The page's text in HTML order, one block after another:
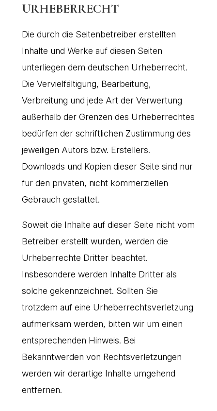
URHEBERRECHT
Die durch die Seitenbetreiber erstellten
Inhalte und Werke auf diesen Seiten
unterliegen dem deutschen Urheberrecht.
Die Vervielfältigung, Bearbeitung,
Verbreitung und jede Art der Verwertung
außerhalb der Grenzen des Urheberrechtes
bedürfen der schriftlichen Zustimmung des
jeweiligen Autors bzw. Erstellers.
Downloads und Kopien dieser Seite sind nur
für den privaten, nicht kommerziellen
Gebrauch gestattet.
Soweit die Inhalte auf dieser Seite nicht vom
Betreiber erstellt wurden, werden die
Urheberrechte Dritter beachtet.
Insbesondere werden Inhalte Dritter als
solche gekennzeichnet. Sollten Sie
trotzdem auf eine Urheberrechtsverletzung
aufmerksam werden, bitten wir um einen
entsprechenden Hinweis. Bei
Bekanntwerden von Rechtsverletzungen
werden wir derartige Inhalte umgehend
entfernen.